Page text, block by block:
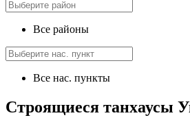
Все районы
Все нас. пункты
Строящиеся танхаусы